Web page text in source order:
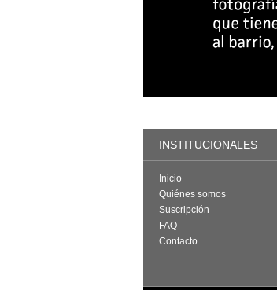
INSTITUCIONALES
Inicio
Quiénes somos
Suscripción
FAQ
Contacto